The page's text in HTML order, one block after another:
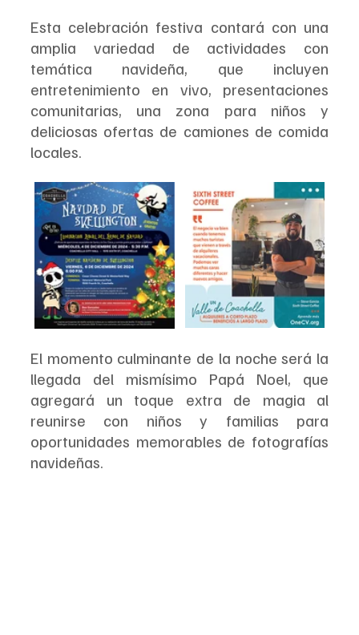
Esta celebración festiva contará con una
amplia variedad de actividades con
temática navideña, que incluyen
entretenimiento en vivo, presentaciones
comunitarias, una zona para niños y
deliciosas ofertas de camiones de comida
locales.
El momento culminante de la noche será la
llegada del mismísimo Papá Noel, que
agregará un toque extra de magia al
reunirse con niños y familias para
oportunidades memorables de fotografías
navideñas.